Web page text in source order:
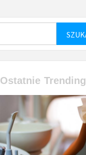
Ostatnie Trending